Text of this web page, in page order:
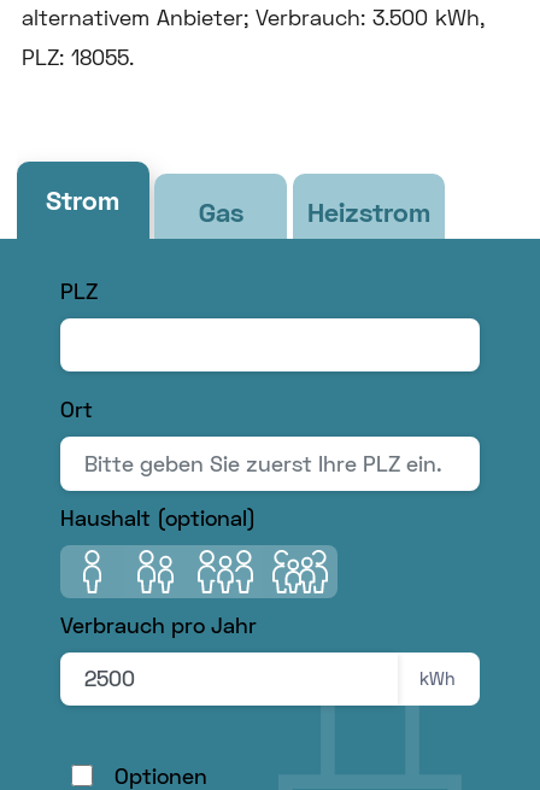
alternativem Anbieter; Verbrauch: 3.500 kWh,
PLZ: 18055.
Strom Gas Heizstrom
PLZ
Ort
Bitte
Sie
zuerst
Ihre
Postleitzahl
ein,
hier
Haushalt (optional)
1 Person2 Personen3 Personen4 Personen
Verbrauch pro Jahr
kWh
Optionen